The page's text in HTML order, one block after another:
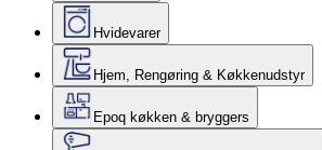
Hvidevarer
Hjem, Rengøring & Køkkenudstyr
Epoq køkken & bryggers